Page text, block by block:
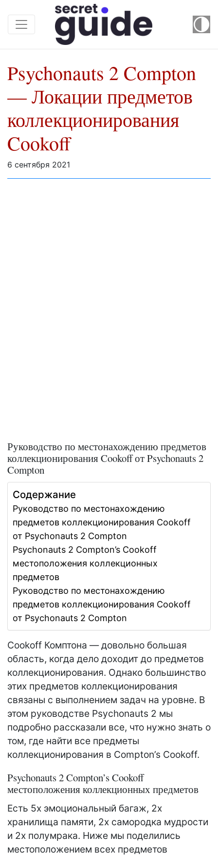
Psychonauts 2 Compton
— Локации предметов
коллекционирования
Cookoff
6 сентября 2021
Руководство по местонахождению предметов
коллекционирования Cookoff от Psychonauts 2
Compton
Содержание
Руководство по местонахождению
предметов коллекционирования Cookoff
от Psychonauts 2 Compton
Psychonauts 2 Compton’s Cookoff
местоположения коллекционных
предметов
Руководство по местонахождению
предметов коллекционирования Cookoff
от Psychonauts 2 Compton
Cookoff Комптона — довольно большая
область, когда дело доходит до предметов
коллекционирования. Однако большинство
этих предметов коллекционирования
связаны с выполнением задач на уровне. В
этом руководстве Psychonauts 2 мы
подробно рассказали все, что нужно знать о
том, где найти все предметы
коллекционирования в Compton’s Cookoff.
Psychonauts 2 Compton’s Cookoff
местоположения коллекционных предметов
Есть 5x эмоциональный багаж, 2x
хранилища памяти, 2x самородка мудрости
и 2x полумрака. Ниже мы поделились
местоположением всех предметов